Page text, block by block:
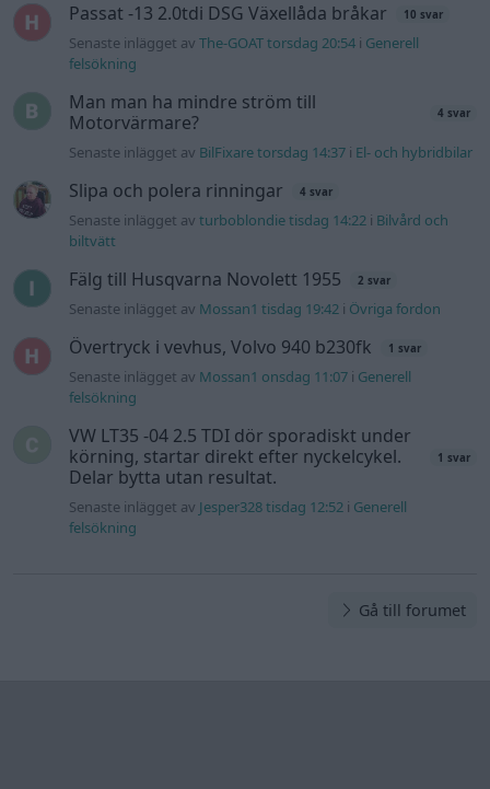
Passat -13 2.0tdi DSG Växellåda bråkar 10 svar
Senaste inlägget avThe-GOAT torsdag 20:54 i Generell
felsökning
Man man ha mindre ström till
Motorvärmare?
4 svar
Senaste inlägget av BilFixare torsdag 14:37 i El- och hybridbilar
Slipa och polera rinningar 4 svar
Senaste inlägget avturboblondie tisdag 14:22 i Bilvård och
biltvätt
Fälg till Husqvarna Novolett 1955 2 svar
Senaste inlägget av Mossan1 tisdag 19:42 i Övriga fordon
Övertryck i vevhus, Volvo 940 b230fk 1 svar
Senaste inlägget av Mossan1 onsdag 11:07 i Generell
felsökning
VW LT35 -04 2.5 TDI dör sporadiskt under
körning, startar direkt efter nyckelcykel.
Delar bytta utan resultat.
1 svar
Senaste inlägget av Jesper328 tisdag 12:52 i Generell
felsökning
Gå till forumet